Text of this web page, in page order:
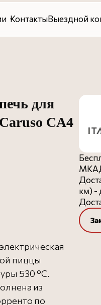
Выездной консалтинг
для
CA4
пиццы
530 °С.
из
по
км) -